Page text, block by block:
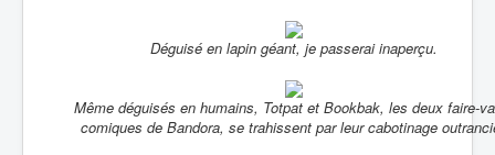
Déguisé en lapin géant, je passerai inaperçu.
Même déguisés en humains, Totpat et Bookbak, les deux faire-
comiques de Bandora, se trahissent par leur cabotinage